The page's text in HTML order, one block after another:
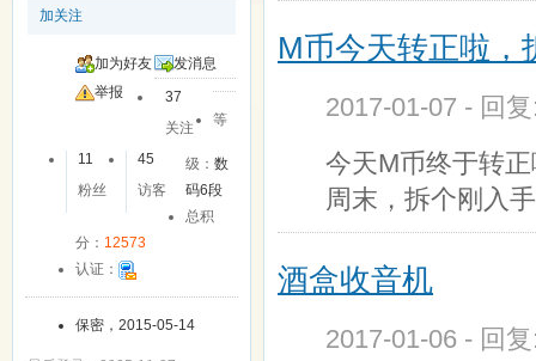
加关注
加为好友
发消息
举报
37
关注
11
粉丝
45
访客
等
级：数
码6段
总积
分： 12573
认证：
保密，2015-05-14
M币今天转正啦，
2017-01-07 - 回
今天M币终于转
周末，拆个刚入
酒盒收音机
2017-01-06 - 回